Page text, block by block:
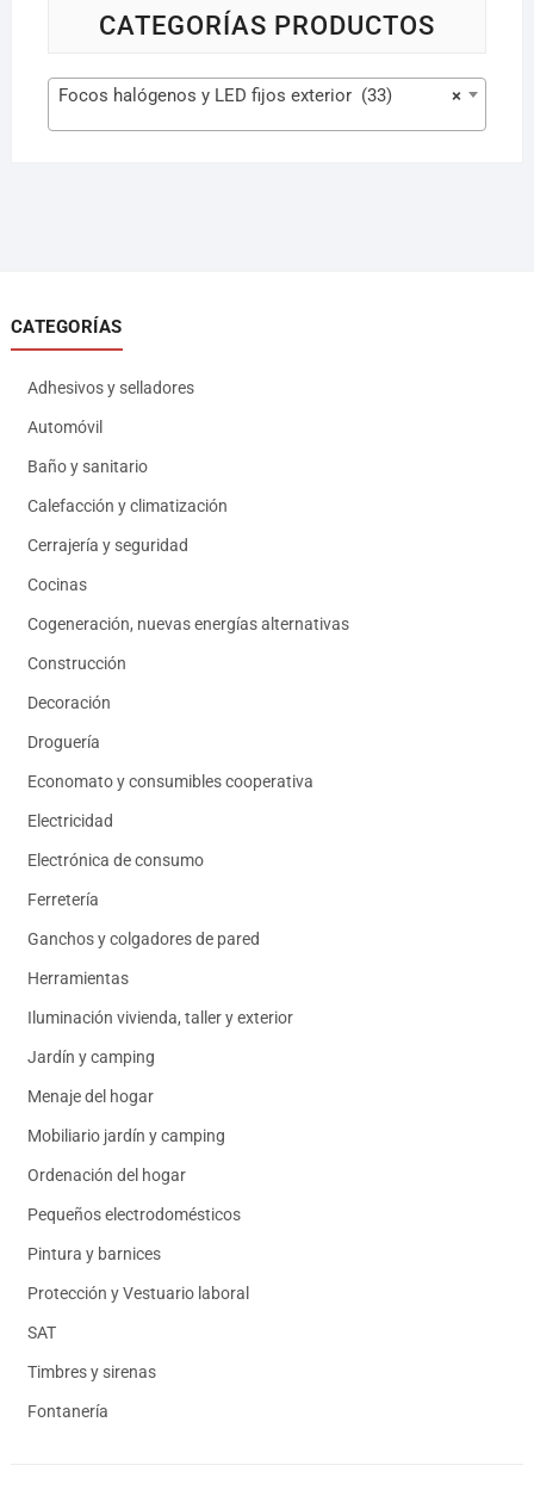
CATEGORÍAS PRODUCTOS
×
Focos halógenos y LED fijos exterior (33)
CATEGORÍAS
Adhesivos y selladores
Automóvil
Baño y sanitario
Calefacción y climatización
Cerrajería y seguridad
Cocinas
Cogeneración, nuevas energías alternativas
Construcción
Decoración
Droguería
Economato y consumibles cooperativa
Electricidad
Electrónica de consumo
Ferretería
Ganchos y colgadores de pared
Herramientas
Iluminación vivienda, taller y exterior
Jardín y camping
Menaje del hogar
Mobiliario jardín y camping
Ordenación del hogar
Pequeños electrodomésticos
Pintura y barnices
Protección y Vestuario laboral
SAT
Timbres y sirenas
Fontanería